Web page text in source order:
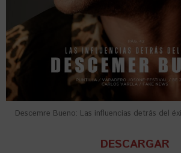
Descemre Bueno: Las influencias detrás del
DESCARGAR